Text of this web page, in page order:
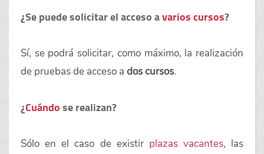
¿Se puede solicitar el acceso avarios cursos?
Sí, se podrá solicitar, como máximo, la realización
de pruebas de acceso a dos cursos.
¿Cuándose realizan?
Sólo en el caso de existir plazas vacantes, las